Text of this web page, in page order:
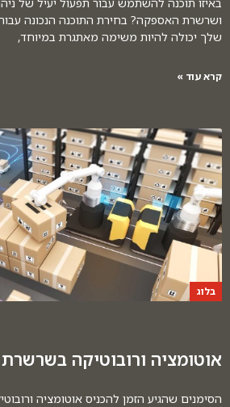
ושרשרת האספקה? בחירת התוכנה הנכונה
שלך יכולה להיות משימה מאתגרת במיוחד,
קרא עוד »
בלוג
אוטומציה ורובוטיקה
הסימנים שהגיע הזמן להכניס אוטומציה